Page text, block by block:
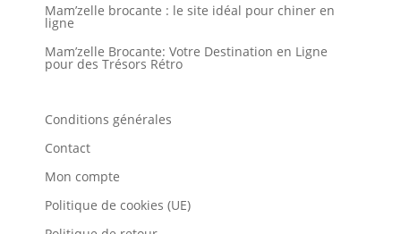
Mam’zelle brocante : le site idéal pour chiner en
ligne
Mam’zelle Brocante: Votre Destination en Ligne
pour des Trésors Rétro
Conditions générales
Contact
Mon compte
Politique de cookies (UE)